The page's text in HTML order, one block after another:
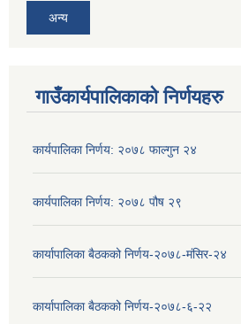
अन्य
गाउँकार्यपालिकाको निर्णयहरु
कार्यपालिका निर्णय: २०७८ फाल्गुन २४
कार्यपालिका निर्णय: २०७८ पौष २९
कार्यापालिका बैठकको निर्णय-२०७८-मंसिर-२४
कार्यापालिका बैठकको निर्णय-२०७८-६-२२